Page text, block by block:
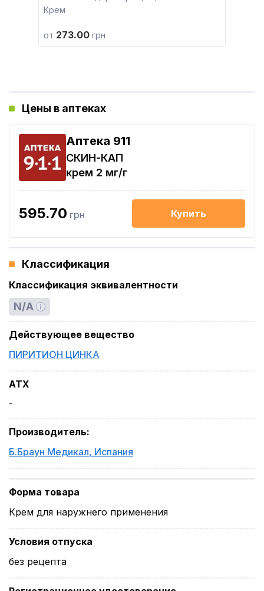
Крем
от 273.00 грн
Цены в аптеках
Aптека 911
СКИН-КАП
крем 2 мг/г
595.70 грн Купить
Классификация
Классификация эквивалентности
N/A
Действующее вещество
ПИРИТИОН ЦИНКА
ATX
-
Производитель:
Б.Браун Медикал, Испания
Форма товара
Крем для наружнего применения
Условия отпуска
без рецепта